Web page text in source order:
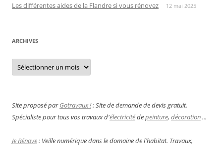
Les différentes aides de la Flandre si vous rénovez 12 mai 2025
ARCHIVES
Archives
Site proposé parGotravaux !: Site de demande de devis gratuit.
Spécialiste pour tous vos travaux d'électricitédepeinture, décoration...
Je Rénove: Veille numérique dans le domaine de l'habitat. Travaux,